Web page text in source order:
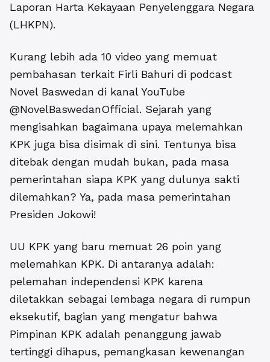
Laporan Harta Kekayaan Penyelenggara Negara
(LHKPN).
Kurang lebih ada 10 video yang memuat
pembahasan terkait Firli Bahuri di podcast
Novel Baswedan di kanal YouTube
@NovelBaswedanOfficial. Sejarah yang
mengisahkan bagaimana upaya melemahkan
KPK juga bisa disimak di sini. Tentunya bisa
ditebak dengan mudah bukan, pada masa
pemerintahan siapa KPK yang dulunya sakti
dilemahkan? Ya, pada masa pemerintahan
Presiden Jokowi!
UU KPK yang baru memuat 26 poin yang
melemahkan KPK. Di antaranya adalah:
pelemahan independensi KPK karena
diletakkan sebagai lembaga negara di rumpun
eksekutif, bagian yang mengatur bahwa
Pimpinan KPK adalah penanggung jawab
tertinggi dihapus, pemangkasan kewenangan